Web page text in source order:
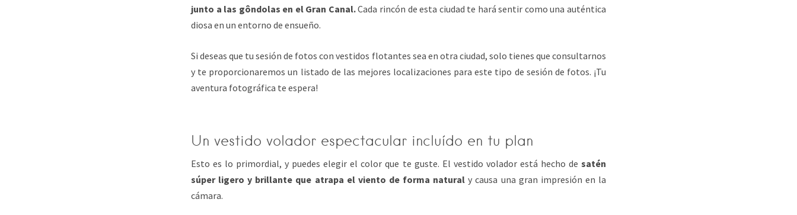
junto a las gôndolas en el Gran Canal.Cada rincón de esta ciudad te hará sentir como una auténtica
diosa en un entorno de ensueño.
Si deseas que tu sesión de fotos con vestidos flotantes sea en otra ciudad, solo tienes que consultarnos
y te proporcionaremos un listado de las mejores localizaciones para este tipo de sesión de fotos. ¡Tu
aventura fotográfica te espera!
Un vestido volador espectacular incluído en tu plan
Esto es lo primordial, y puedes elegir el color que te guste. El vestido volador está hecho de satén
súper ligero y brillante que atrapa el viento de forma natural y causa una gran impresión en la
cámara.